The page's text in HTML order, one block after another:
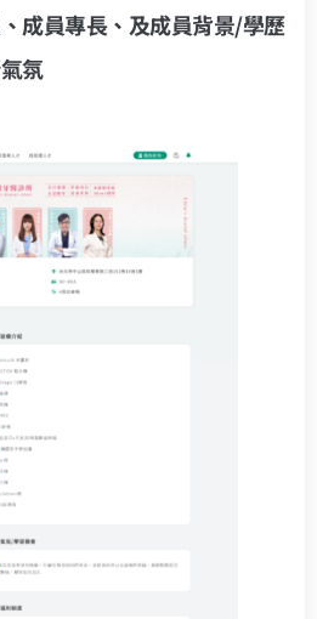
成員專長、及成員背景/學歷
氛